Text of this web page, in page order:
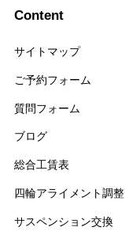
Content
サイトマップ
ご予約フォーム
質問フォーム
ブログ
総合工賃表
四輪アライメント調整
サスペンション交換